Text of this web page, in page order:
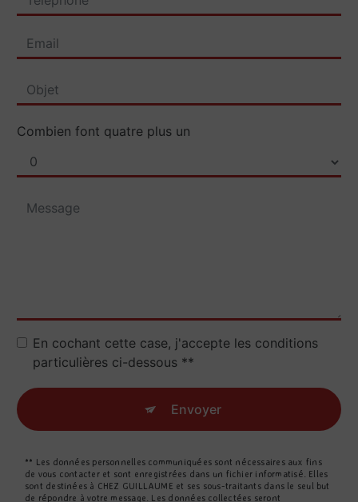
Combien font quatre plus un
En cochant cette case, j'accepte les conditions
particulières ci-dessous **
Envoyer
** Les données personnelles communiquées sont nécessaires aux fins
de vous contacter et sont enregistrées dans un fichier informatisé. Elles
sont destinées à CHEZ GUILLAUME et ses sous-traitants dans le seul but
de répondre à votre message. Les données collectées seront